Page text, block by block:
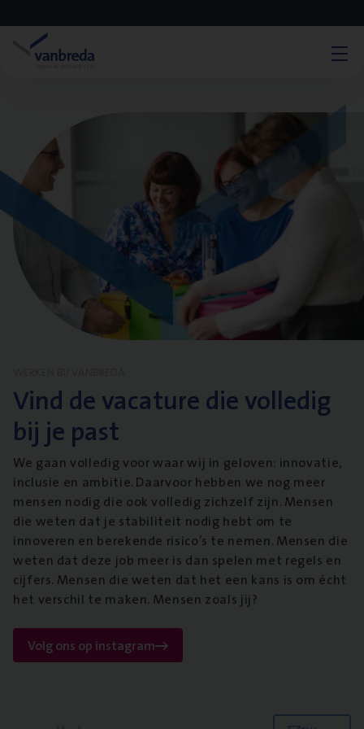
Vind de vacature die volledig
bij je past
We gaan volledig voor waar wij in geloven: innovatie,
inclusie en ambitie. Daarvoor hebben we nog meer
mensen nodig die ook volledig zichzelf zijn. Mensen
die weten dat je stabiliteit nodig hebt om te
innoveren en berekende risico’s te nemen. Mensen die
weten dat deze job meer is dan spelen met regels en
cijfers. Mensen die weten dat het een kans is om écht
het verschil te maken. Mensen zoals jij?
Volg ons op instagram